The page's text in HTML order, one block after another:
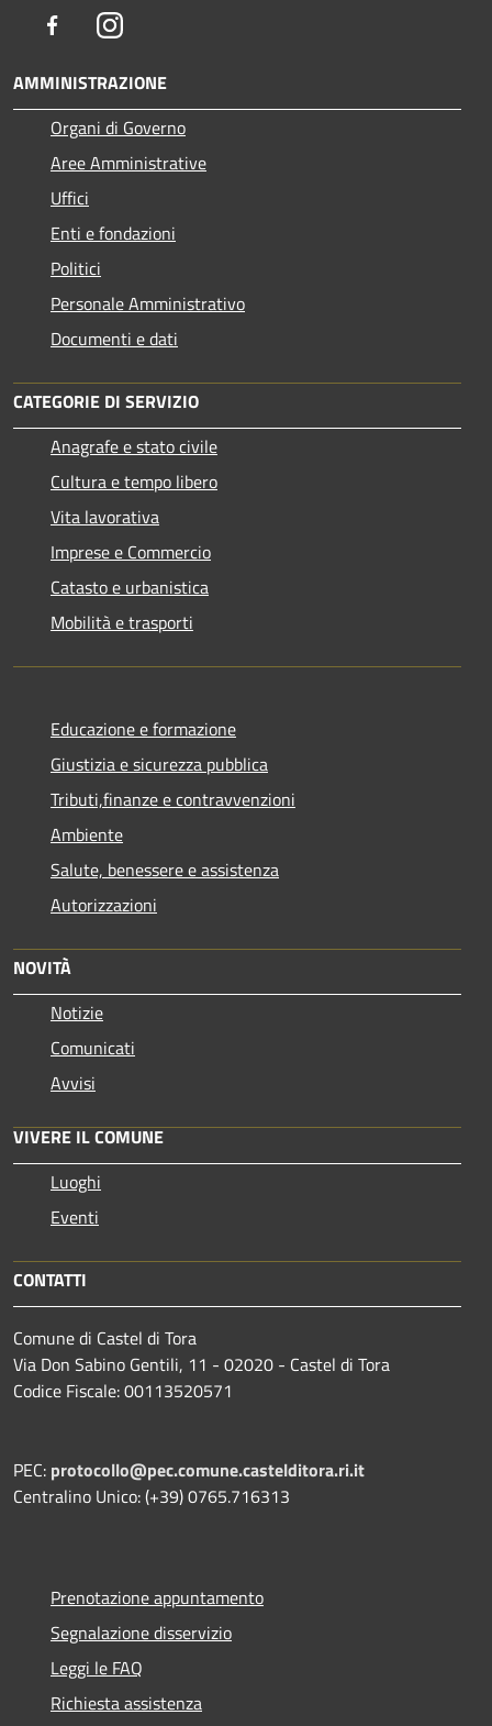
FacebookInstagram
AMMINISTRAZIONE
Organi di Governo
Aree Amministrative
Uffici
Enti e fondazioni
Politici
Personale Amministrativo
Documenti e dati
CATEGORIE DI SERVIZIO
Anagrafe e stato civile
Cultura e tempo libero
Vita lavorativa
Imprese e Commercio
Catasto e urbanistica
Mobilità e trasporti
Educazione e formazione
Giustizia e sicurezza pubblica
Tributi,finanze e contravvenzioni
Ambiente
Salute, benessere e assistenza
Autorizzazioni
NOVITÀ
Notizie
Comunicati
Avvisi
VIVERE IL COMUNE
Luoghi
Eventi
CONTATTI
Comune di Castel di Tora
Via Don Sabino Gentili, 11 - 02020 - Castel di Tora
Codice Fiscale: 00113520571
PEC: protocollo@pec.comune.castelditora.ri.it
Centralino Unico: (+39) 0765.716313
Prenotazione appuntamento
Segnalazione disservizio
Leggi le FAQ
Richiesta assistenza